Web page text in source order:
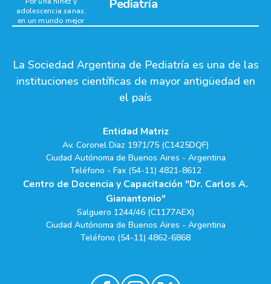
Pediatría
adolescencia sanas,
en un mundo mejor
La Sociedad Argentina de Pediatría es una de las
instituciones científicas de mayor antigüedad en
el país
Entidad Matriz
Av. Coronel Diaz 1971/75 (C1425DQF)
Ciudad Autónoma de Buenos Aires - Argentina
Teléfono - Fax (54-11) 4821-8612
Centro de Docencia y Capacitación "Dr. Carlos A.
Gianantonio"
Salguero 1244/46 (C1177AEX)
Ciudad Autónoma de Buenos Aires - Argentina
Teléfono (54-11) 4862-6868